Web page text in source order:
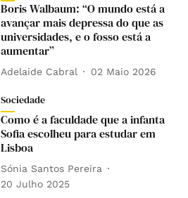
Boris Walbaum: “O mundo está a
avançar mais depressa do que as
universidades, e o fosso está a
aumentar”
Adelaide Cabral 02 Maio 2026
Sociedade
Como é a faculdade que a infanta
Sofia escolheu para estudar em
Lisboa
Sónia Santos Pereira
20 Julho 2025